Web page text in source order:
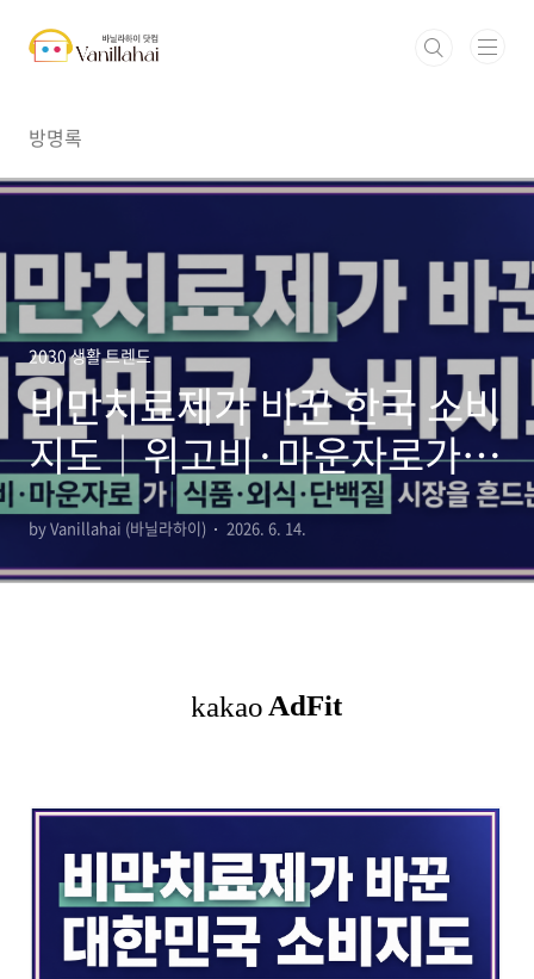
방명록
2030 생활 트렌드
비만치료제가 바꾼 한국 소비
지도｜위고비·마운자로가
식품·외식·단백질 시장을 흔
드는 이유
by Vanillahai (바닐라하이) 2026. 6. 14.